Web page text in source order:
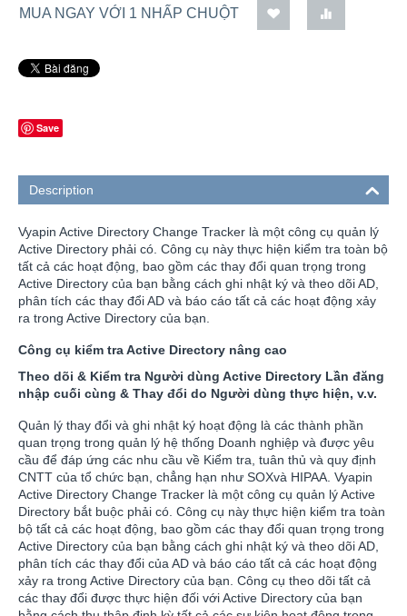
MUA NGAY VỚI 1 NHẤP CHUỘT
Save
Description
Vyapin Active Directory Change Tracker là một công cụ quản lý
Active Directory phải có. Công cụ này thực hiện kiểm tra toàn bộ
tất cả các hoạt động, bao gồm các thay đổi quan trọng trong
Active Directory của bạn bằng cách ghi nhật ký và theo dõi AD,
phân tích các thay đổi AD và báo cáo tất cả các hoạt động xảy
ra trong Active Directory của bạn.
Công cụ kiểm tra Active Directory nâng cao
Theo dõi & Kiểm tra Người dùng Active Directory Lần đăng
nhập cuối cùng & Thay đổi do Người dùng thực hiện, v.v.
Quản lý thay đổi và ghi nhật ký hoạt động là các thành phần
quan trọng trong quản lý hệ thống Doanh nghiệp và được yêu
cầu để đáp ứng các nhu cầu về Kiểm tra, tuân thủ và quy định
CNTT của tổ chức bạn, chẳng hạn như SOXvà HIPAA. Vyapin
Active Directory Change Tracker là một công cụ quản lý Active
Directory bắt buộc phải có. Công cụ này thực hiện kiểm tra toàn
bộ tất cả các hoạt động, bao gồm các thay đổi quan trọng trong
Active Directory của bạn bằng cách ghi nhật ký và theo dõi AD,
phân tích các thay đổi của AD và báo cáo tất cả các hoạt động
xảy ra trong Active Directory của bạn. Công cụ theo dõi tất cả
các thay đổi được thực hiện đối với Active Directory của bạn